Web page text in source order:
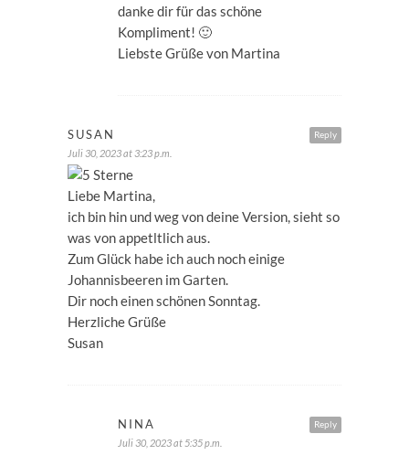
danke dir für das schöne
Kompliment! 🙂
Liebste Grüße von Martina
Reply
SUSAN
Juli 30, 2023 at 3:23 p.m.
Liebe Martina,
ich bin hin und weg von deine Version, sieht so
was von appetltlich aus.
Zum Glück habe ich auch noch einige
Johannisbeeren im Garten.
Dir noch einen schönen Sonntag.
Herzliche Grüße
Susan
Reply
NINA
Juli 30, 2023 at 5:35 p.m.